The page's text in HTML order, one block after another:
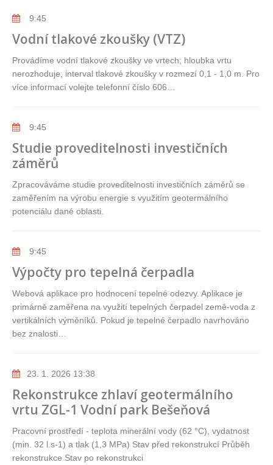
9:45
Vodní tlakové zkoušky (VTZ)
Provádíme vodní tlakové zkoušky ve vrtech; hloubka vrtu
nerozhoduje, interval tlakové zkoušky v rozmezí 0,1 - 1,0 m. Pro
více informací volejte telefonní číslo 606…
9:45
Studie proveditelnosti investičních
záměrů
Zpracováváme studie proveditelnosti investičních záměrů se
zaměřením na výrobu energie s využitím geotermálního
potenciálu dané oblasti.
9:45
Výpočty pro tepelná čerpadla
Webová aplikace pro hodnocení tepelné odezvy. Aplikace je
primárně zaměřena na využití tepelných čerpadel země-voda z
vertikálních výměníků. Pokud je tepelné čerpadlo navrhováno
bez znalosti…
23. 1. 2026 13:38
Rekonstrukce zhlaví geotermálního
vrtu ZGL-1 Vodní park Bešeňová
Pracovní prostředí - teplota minerální vody (62 °C), vydatnost
(min. 32 l.s-1) a tlak (1,3 MPa) Stav před rekonstrukcí Průběh
rekonstrukce Stav po rekonstrukci